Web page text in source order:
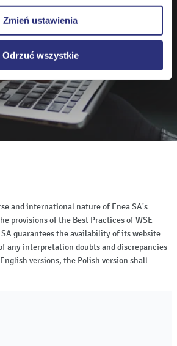
i działania naszych stron
Zmień ustawienia
Odrzuć wszystkie
more? Stay updated!
notifications of all revelant
and international nature of Enea SA's
provisions of the Best Practices of WSE
SA guarantees the availability of its website
any interpretation doubts and discrepancies
versions, the Polish version shall